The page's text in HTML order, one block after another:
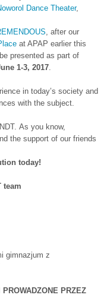
Dance Theater,
, after our
at APAP earlier this
presented as part of
1-3, 2017.
in today’s society and
with the subject.
As you know,
the support of our friends
today!
team
gimnazjum z
PRZEZ